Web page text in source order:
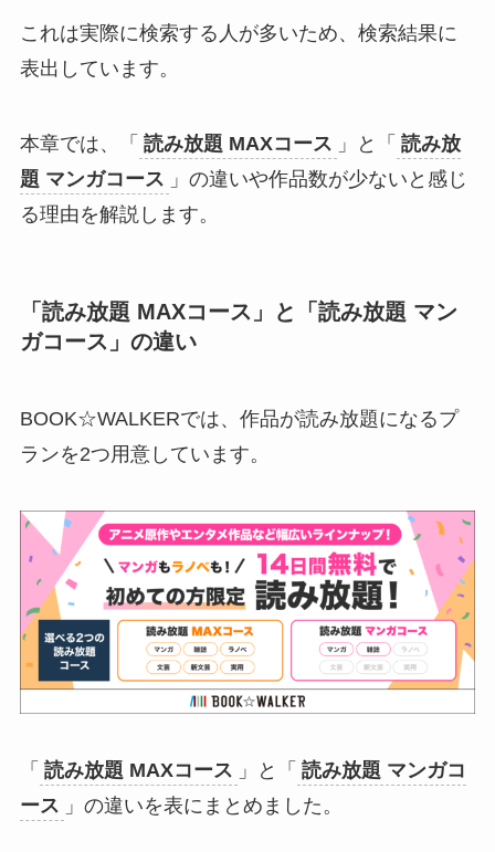
これは実際に検索する人が多いため、検索結果に
表出しています。
本章では、「 読み放題 MAXコース 」と「 読み放
題 マンガコース 」の違いや作品数が少ないと感じ
る理由を解説します。
「読み放題 MAXコース」と「読み放題 マン
ガコース」の違い
BOOK☆WALKERでは、作品が読み放題になるプ
ランを2つ用意しています。
「 読み放題 MAXコース 」と「 読み放題 マンガコ
ース 」の違いを表にまとめました。